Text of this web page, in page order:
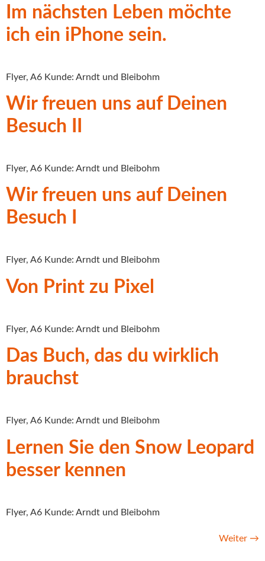
Im nächsten Leben möchte
ich ein iPhone sein.
Flyer, A6 Kunde: Arndt und Bleibohm
Wir freuen uns auf Deinen
Besuch II
Flyer, A6 Kunde: Arndt und Bleibohm
Wir freuen uns auf Deinen
Besuch I
Flyer, A6 Kunde: Arndt und Bleibohm
Von Print zu Pixel
Flyer, A6 Kunde: Arndt und Bleibohm
Das Buch, das du wirklich
brauchst
Flyer, A6 Kunde: Arndt und Bleibohm
Lernen Sie den Snow Leopard
besser kennen
Flyer, A6 Kunde: Arndt und Bleibohm
Weiter →